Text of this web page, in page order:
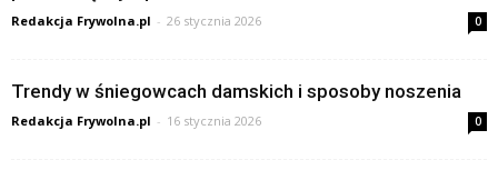
Redakcja Frywolna.pl - 26 stycznia 2026 0
Trendy w śniegowcach damskich i sposoby noszenia
Redakcja Frywolna.pl - 16 stycznia 2026 0